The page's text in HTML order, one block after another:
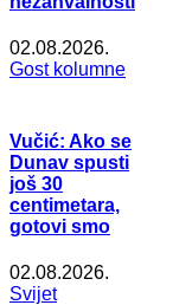
02.08.2026.
Gost kolumne
Vučić: Ako se
Dunav spusti
još 30
centimetara,
gotovi smo
02.08.2026.
Svijet